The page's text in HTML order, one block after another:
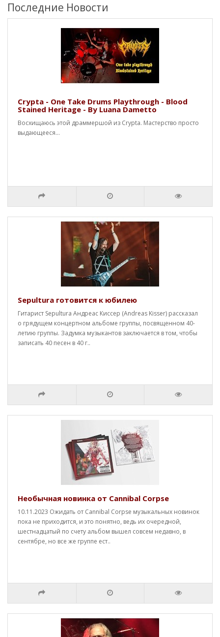
Последние Новости
Crypta - One Take Drums Playthrough - Blood
Stained Heritage - By Luana Dametto
Восхищаюсь этой драммершой из Crypta. Мастерство просто
выдающееся...
Sepultura готовится к юбилею
Гитарист Sepultura Андреас Киссер (Andreas Kisser) рассказал
о грядущем концертном альбоме группы, посвященном 40-
летию группы. Задумка музыкантов заключается в том, чтобы
записать 40 песен в 40 г..
Необычная новинка от Cannibal Corpse
10.11.2023 Ожидать от Cannibal Corpse музыкальных новинок
пока не приходится, и это понятно, ведь их очередной,
шестнадцатый по счету альбом вышел совсем недавно, в
сентябре, но все же группе ест..